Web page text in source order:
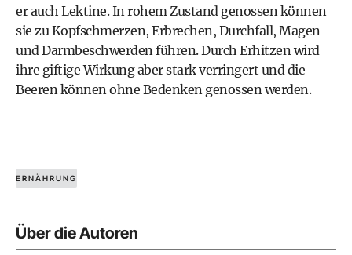
er auch Lektine. In rohem Zustand genossen können
sie zu Kopfschmerzen, Erbrechen, Durchfall, Magen-
und Darmbeschwerden führen. Durch Erhitzen wird
ihre giftige Wirkung aber stark verringert und die
Beeren können ohne Bedenken genossen werden.
ERNÄHRUNG
Über die Autoren